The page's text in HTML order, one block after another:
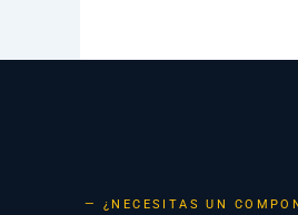
— ¿NECESITAS UN